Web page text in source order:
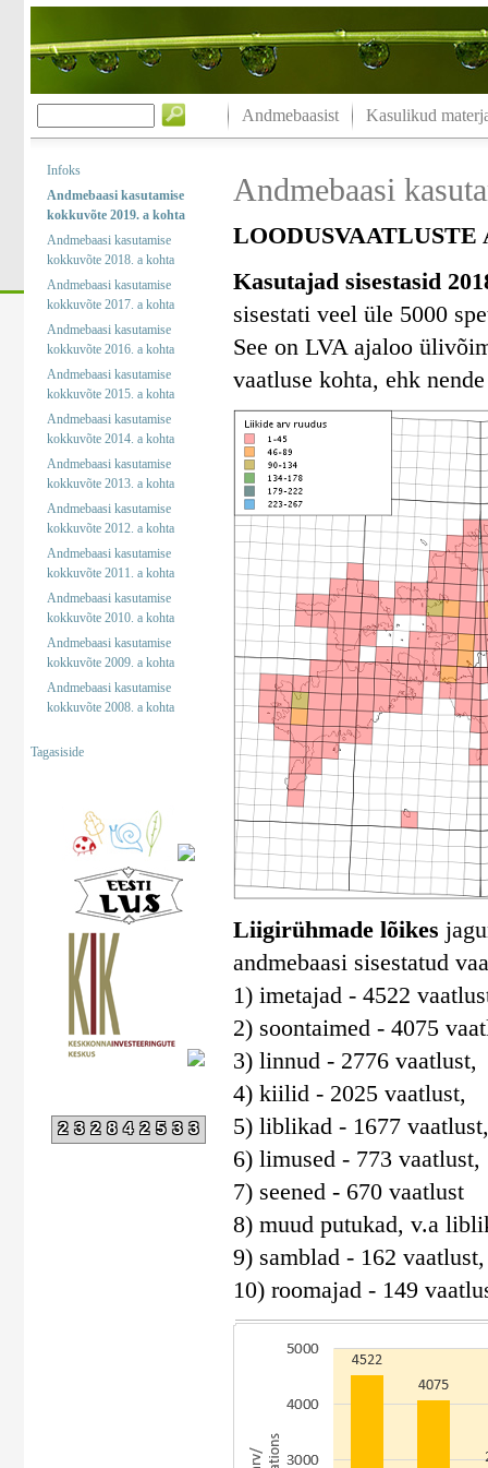
Andmebaasist Kasulikud
Infoks
Andmebaasi kasutamise
kokkuvõte 2019. a kohta
Andmebaasi kasutamise
kokkuvõte 2018. a kohta
Andmebaasi kasutamise
kokkuvõte 2017. a kohta
Andmebaasi kasutamise
kokkuvõte 2016. a kohta
Andmebaasi kasutamise
kokkuvõte 2015. a kohta
Andmebaasi kasutamise
kokkuvõte 2014. a kohta
Andmebaasi kasutamise
kokkuvõte 2013. a kohta
Andmebaasi kasutamise
kokkuvõte 2012. a kohta
Andmebaasi kasutamise
kokkuvõte 2011. a kohta
Andmebaasi kasutamise
kokkuvõte 2010. a kohta
Andmebaasi kasutamise
kokkuvõte 2009. a kohta
Andmebaasi kasutamise
kokkuvõte 2008. a kohta
Tagasiside
232842533
Andmebaasi
Kasutajad sisestasid
sisestati veel üle 5000
See on LVA ajaloo
vaatluse kohta, ehk
Liigirühmade lõikes
andmebaasi sisestatud
1) imetajad - 4522
2) soontaimed - 4075
3) linnud - 2776 vaatlust,
4) kiilid - 2025 vaatlust,
5) liblikad - 1677 vaatlust,
6) limused - 773 vaatlust,
7) seened - 670 vaatlust
8) muud putukad, v.a
9) samblad - 162 vaatlust,
10) roomajad - 149